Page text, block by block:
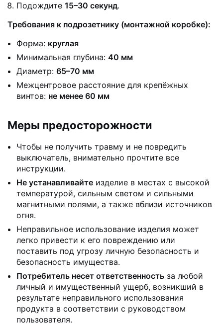
Подождите 15–30 секунд.
Требования к подрозетнику (монтажной коробке):
Форма: круглая
Минимальная глубина: 40 мм
Диаметр: 65–70 мм
Межцентровое расстояние для крепёжных
винтов: не менее 60 мм
Меры предосторожности
Чтобы не получить травму и не повредить
выключатель, внимательно прочтите все
инструкции.
Не устанавливайте изделие в местах с высокой
температурой, сильным светом и сильными
магнитными полями, а также вблизи источников
огня.
Неправильное использование изделия может
легко привести к его повреждению или
поставить под угрозу личную безопасность и
безопасность имущества.
Потребитель несет ответственность за любой
личный и имущественный ущерб, возникший в
результате неправильного использования
продукта в соответствии с руководством
пользователя.